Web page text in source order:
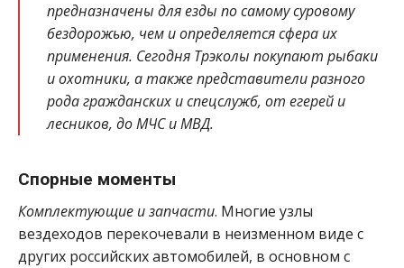
предназначены для езды по самому суровому
бездорожью, чем и определяется сфера их
применения. Сегодня Трэколы покупают рыбаки
и охотники, а также представители разного
рода гражданских и спецслужб, от егерей и
лесников, до МЧС и МВД.
Спорные моменты
Комплектующие и запчасти. Многие узлы
вездеходов перекочевали в неизменном виде с
других российских автомобилей, в основном с